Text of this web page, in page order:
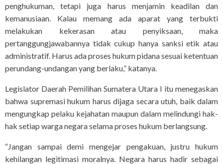
penghukuman, tetapi juga harus menjamin keadilan dan
kemanusiaan. Kalau memang ada aparat yang terbukti
melakukan kekerasan atau penyiksaan, maka
pertanggungjawabannya tidak cukup hanya sanksi etik atau
administratif. Harus ada proses hukum pidana sesuai ketentuan
perundang-undangan yang berlaku,” katanya.
Legislator Daerah Pemilihan Sumatera Utara I itu menegaskan
bahwa supremasi hukum harus dijaga secara utuh, baik dalam
mengungkap pelaku kejahatan maupun dalam melindungi hak-
hak setiap warga negara selama proses hukum berlangsung.
“Jangan sampai demi mengejar pengakuan, justru hukum
kehilangan legitimasi moralnya. Negara harus hadir sebagai